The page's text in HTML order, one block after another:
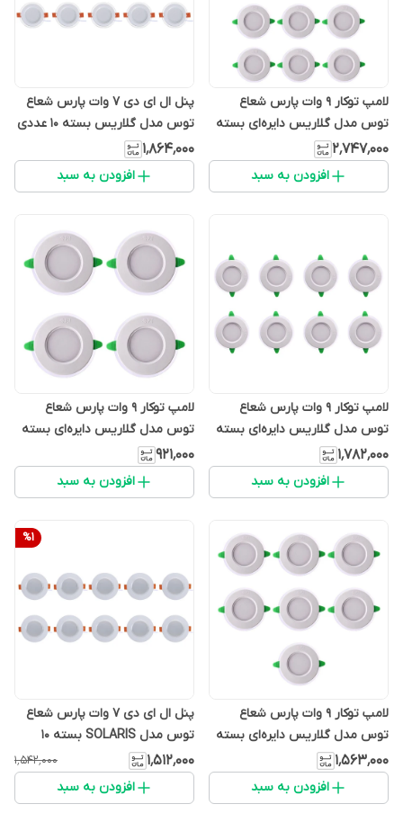
لامپ توکار 9 وات پارس شعاع
توس مدل گلاریس دایره‌ای بسته
12 عددی
۲٬۷۴۷٬۰۰۰
افزودن به سبد
پنل ال ای دی 7 وات پارس شعاع
توس مدل گلاریس بسته 10 عددی
۱٬۸۶۴٬۰۰۰
افزودن به سبد
لامپ توکار 9 وات پارس شعاع
توس مدل گلاریس دایره‌ای بسته
8 عددی
۱٬۷۸۲٬۰۰۰
افزودن به سبد
لامپ توکار 9 وات پارس شعاع
توس مدل گلاریس دایره‌ای بسته
4 عددی
۹۲۱٬۰۰۰
افزودن به سبد
لامپ توکار 9 وات پارس شعاع
توس مدل گلاریس دایره‌ای بسته
7 عددی
۱٬۵۶۳٬۰۰۰
افزودن به سبد
%1
پنل ال ای دی 7 وات پارس شعاع
توس مدل SOLARIS بسته 10
عددی
۱٬۵۱۲٬۰۰۰ ۱٬۵۴۲٬۰۰۰
افزودن به سبد